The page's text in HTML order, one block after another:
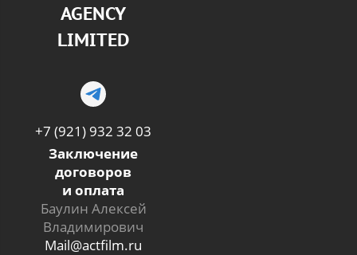
AGENCY
LIMITED
+7 (921) 932 32 03
Заключение
договоров
и оплата
Баулин Алексей
Владимирович
Mail@actfilm.ru